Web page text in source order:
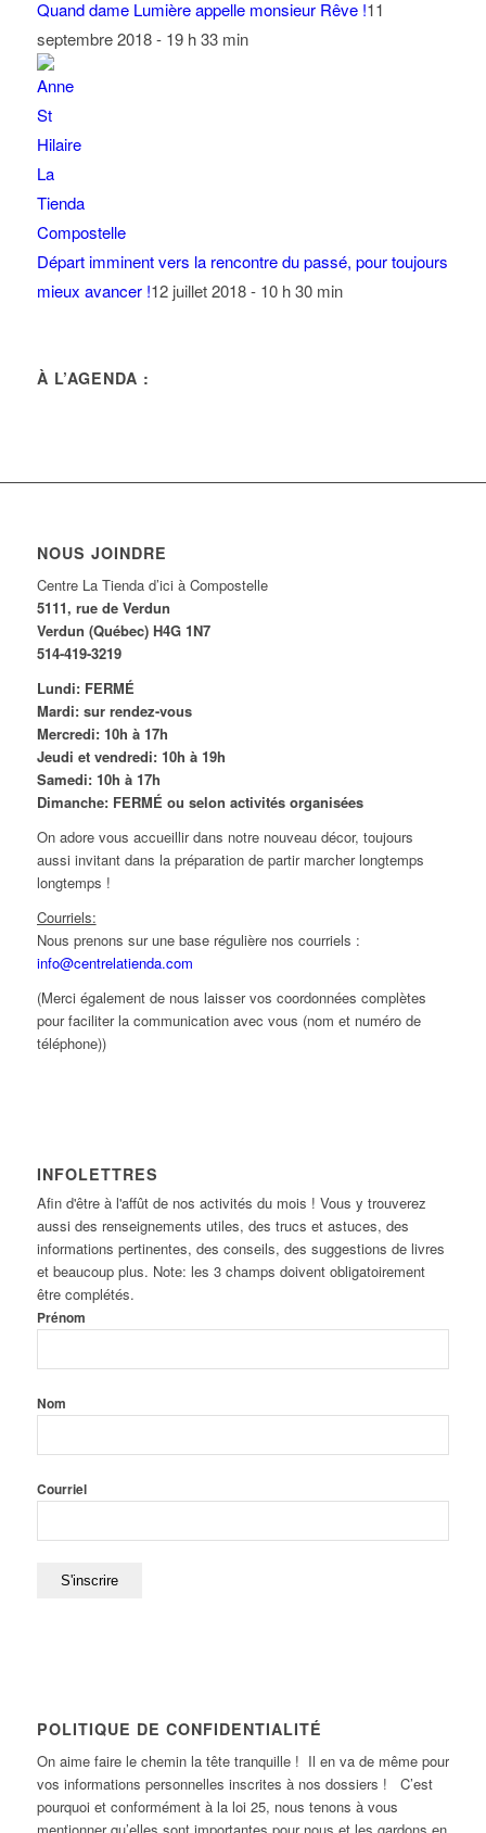
Quand dame Lumière appelle monsieur Rêve !11
septembre 2018 - 19 h 33 min
Départ imminent vers la rencontre du passé, pour toujours
mieux avancer !12 juillet 2018 - 10 h 30 min
À L’AGENDA :
NOUS JOINDRE
Centre La Tienda d’ici à Compostelle
5111, rue de Verdun
Verdun (Québec) H4G 1N7
514-419-3219
Lundi: FERMÉ
Mardi: sur rendez-vous
Mercredi: 10h à 17h
Jeudi et vendredi: 10h à 19h
Samedi: 10h à 17h
Dimanche: FERMÉ ou selon activités organisées
On adore vous accueillir dans notre nouveau décor, toujours
aussi invitant dans la préparation de partir marcher longtemps
longtemps !
Courriels:
Nous prenons sur une base régulière nos courriels :
info@centrelatienda.com
(Merci également de nous laisser vos coordonnées complètes
pour faciliter la communication avec vous (nom et numéro de
téléphone))
INFOLETTRES
Afin d'être à l'affût de nos activités du mois ! Vous y trouverez
aussi des renseignements utiles, des trucs et astuces, des
informations pertinentes, des conseils, des suggestions de livres
et beaucoup plus. Note: les 3 champs doivent obligatoirement
être complétés.
Prénom
Nom
Courriel
POLITIQUE DE CONFIDENTIALITÉ
On aime faire le chemin la tête tranquille ! Il en va de même pour
vos informations personnelles inscrites à nos dossiers ! C’est
pourquoi et conformément à la loi 25, nous tenons à vous
mentionner qu’elles sont importantes pour nous et les gardons en